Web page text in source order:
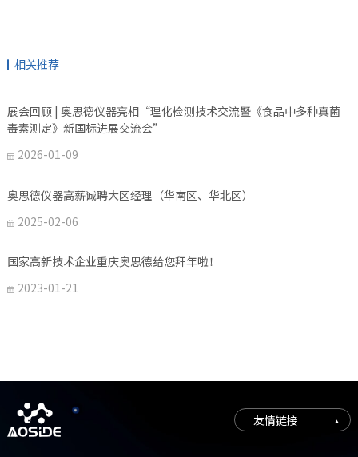
相关推荐
展会回顾 | 奥思德仪器亮相“理化检测技术交流暨《食品中多种真菌
毒素测定》新国标进展交流会”
 2026-01-09
奥思德仪器高薪诚聘大区经理（华南区、华北区）
 2025-02-06
国家高新技术企业重庆奥思德给您拜年啦！
 2023-01-21
友情链接